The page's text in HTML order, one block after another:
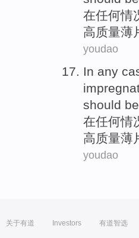
在任何情
高质量薄
youdao
In any
should
在任何情
高质量薄
youdao
关于有道 Investors 有道智选